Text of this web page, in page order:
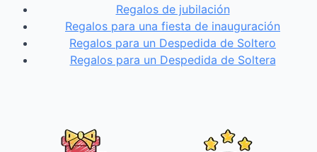
Regalos de jubilación
Regalos para una fiesta de inauguración
Regalos para un Despedida de Soltero
Regalos para un Despedida de Soltera